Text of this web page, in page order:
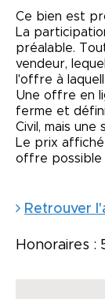
Ce bien est
La
préalable.
vendeur,
l'offre à
Une offre en
ferme et
Civil, mais une
Le prix
offre possible
Retrouver
Honoraires :